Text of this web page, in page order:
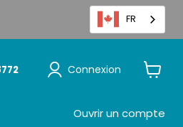
FR
Connexion
panier
Ouvrir un compte